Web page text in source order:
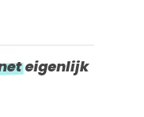
eigenlijk